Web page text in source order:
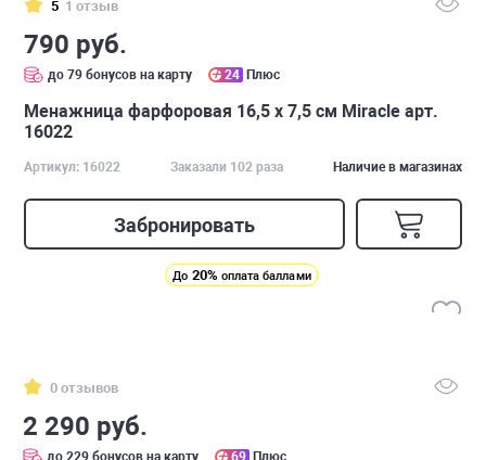
5 1 отзыв
790 руб.
до 79 бонусов на карту 24 Плюс
Менажница фарфоровая 16,5 х 7,5 см Miracle арт.
16022
Артикул: 16022 Заказали 102 раза Наличие в магазинах
Забронировать
До 20% оплата баллами
0 отзывов
2 290 руб.
до 229 бонусов на карту 69 Плюс